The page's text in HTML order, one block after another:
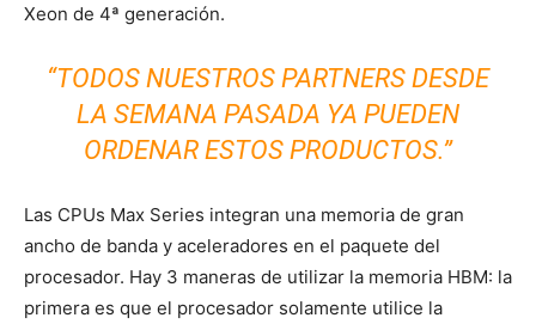
Xeon de 4ª generación.
“TODOS NUESTROS PARTNERS DESDE
LA SEMANA PASADA YA PUEDEN
ORDENAR ESTOS PRODUCTOS.”
Las CPUs Max Series integran una memoria de gran
ancho de banda y aceleradores en el paquete del
procesador. Hay 3 maneras de utilizar la memoria HBM: la
primera es que el procesador solamente utilice la